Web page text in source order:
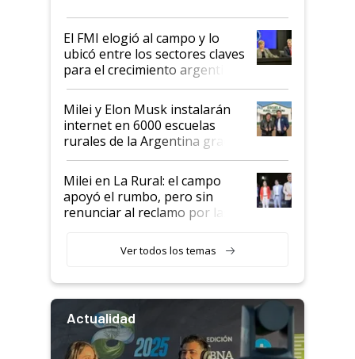
de Milei
El FMI elogió al campo y lo
ubicó entre los sectores claves
para el crecimiento argentino
Milei y Elon Musk instalarán
internet en 6000 escuelas
rurales de la Argentina gracias
a un acuerdo con Starlink
Milei en La Rural: el campo
apoyó el rumbo, pero sin
renunciar al reclamo por las
Ver todos los temas
Actualidad